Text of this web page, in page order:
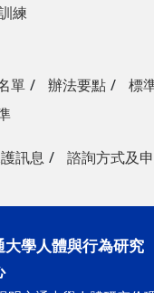
練
單 辦法要點
標
訊息 諮詢方式及
大學人體與行為研究